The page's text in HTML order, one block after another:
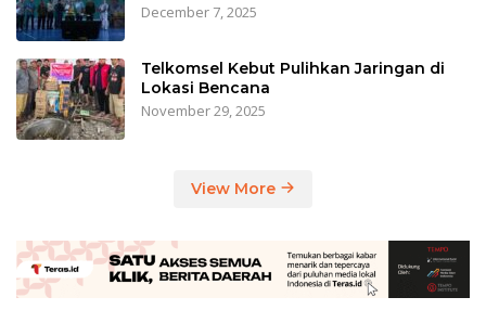
December 7, 2025
Telkomsel Kebut Pulihkan Jaringan di
Lokasi Bencana
November 29, 2025
View More